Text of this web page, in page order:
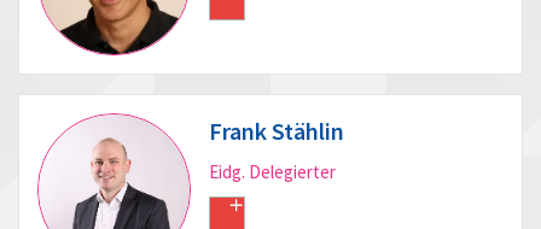
Frank Stählin
Eidg. Delegierter